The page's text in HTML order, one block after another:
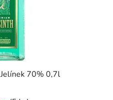
70% 0,7l